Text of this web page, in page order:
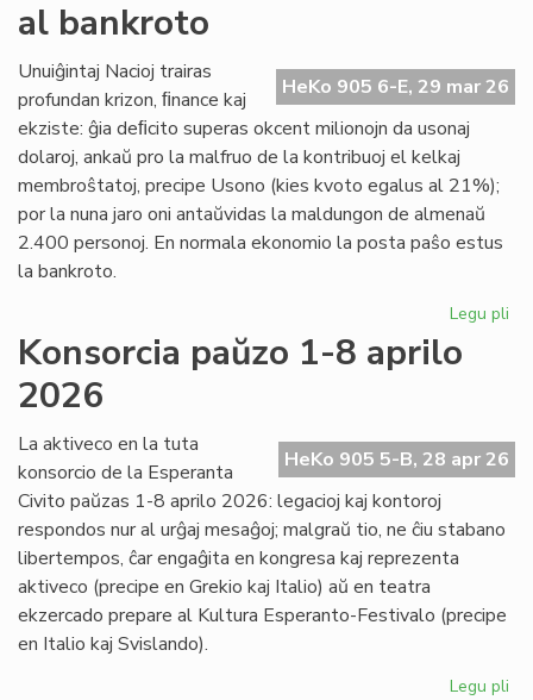
la
al bankroto
HeKo 905 6-E, 29 mar 26
Unuiĝintaj Nacioj trairas
profundan krizon, ﬁnance kaj
ekziste: ĝia deﬁcito superas okcent milionojn da usonaj
dolaroj, ankaŭ pro la malfruo de la kontribuoj el kelkaj
membroŝtatoj, precipe Usono (kies kvoto egalus al 21%);
por la nuna jaro oni antaŭvidas la maldungon de almenaŭ
2.400 personoj. En normala ekonomio la posta paŝo estus
la bankroto.
Legu pli
Konsorcia paŭzo 1-8 aprilo
2026
HeKo 905 5-B, 28 apr 26
La aktiveco en la tuta
konsorcio de la Esperanta
Civito paŭzas 1-8 aprilo 2026: legacioj kaj kontoroj
respondos nur al urĝaj mesaĝoj; malgraŭ tio, ne ĉiu stabano
libertempos, ĉar engaĝita en kongresa kaj reprezenta
aktiveco (precipe en Grekio kaj Italio) aŭ en teatra
ekzercado prepare al Kultura Esperanto-Festivalo (precipe
en Italio kaj Svislando).
Legu pli